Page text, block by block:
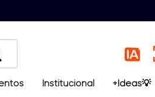
Institucional +Ideas💡